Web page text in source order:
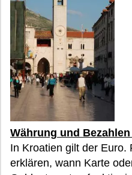
Währung und
In Kroatien gilt der Euro.
erklären, wann Karte